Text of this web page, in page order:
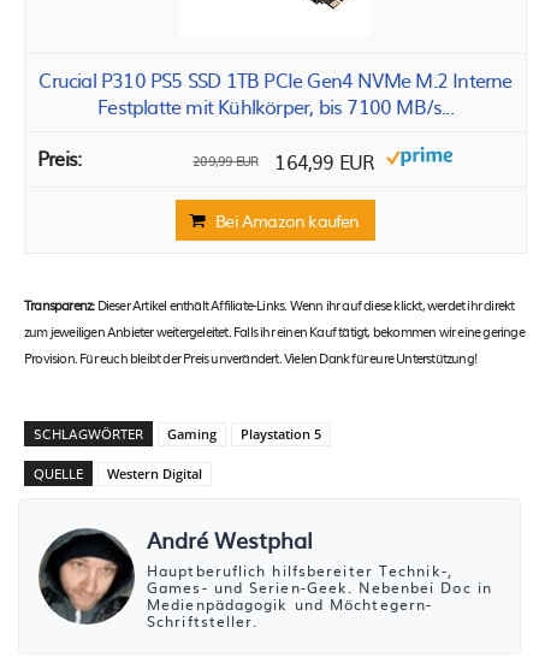
Crucial P310 PS5 SSD 1TB PCIe Gen4 NVMe M.2 Interne
Festplatte mit Kühlkörper, bis 7100 MB/s...
209,99 EUR 164,99 EUR
Bei Amazon kaufen
Transparenz:Dieser Artikel enthält Affiliate-Links. Wenn ihr auf diese klickt, werdet ihr direkt
zum jeweiligen Anbieter weitergeleitet. Falls ihr einen Kauf tätigt, bekommen wir eine geringe
Provision. Für euch bleibt der Preis unverändert. Vielen Dank für eure Unterstützung!
SCHLAGWÖRTER Gaming Playstation 5
QUELLE Western Digital
André Westphal
Hauptberuflich hilfsbereiter Technik-,
Games- und Serien-Geek. Nebenbei Doc in
Medienpädagogik und Möchtegern-
Schriftsteller.